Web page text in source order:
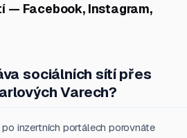
— Facebook, Instagram,
sociálních sítí přes
Varech?
inzertních portálech porovnáte